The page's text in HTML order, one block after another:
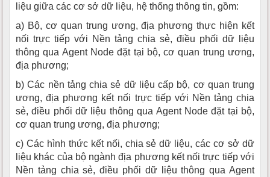
liệu giữa các cơ sở dữ liệu, hệ thống thông tin, gồm:
a) Bộ, cơ quan trung ương, địa phương thực hiện kết
nối trực tiếp với Nền tảng chia sẻ, điều phối dữ liệu
thông qua Agent Node đặt tại bộ, cơ quan trung ương,
địa phương;
b) Các nền tảng chia sẻ dữ liệu cấp bộ, cơ quan trung
ương, địa phương kết nối trực tiếp với Nền tảng chia
sẻ, điều phối dữ liệu thông qua Agent Node đặt tại bộ,
cơ quan trung ương, địa phương;
c) Các hình thức kết nối, chia sẻ dữ liệu, các cơ sở dữ
liệu khác của bộ ngành địa phương kết nối trực tiếp với
Nền tảng chia sẻ, điều phối dữ liệu thông qua Agent